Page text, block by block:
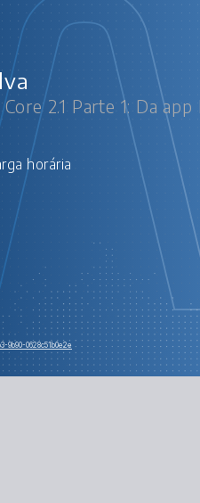
2.1 Parte 1: Da app
9b90-0628c51b0e2e